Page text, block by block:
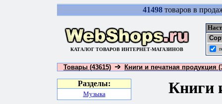
41498 товаров в
КАТАЛОГ ТОВАРОВ ИНТЕРНЕТ-МАГАЗИНОВ
Товары (43615) Книги и печатная продукция
Разделы:
Музыка Книги